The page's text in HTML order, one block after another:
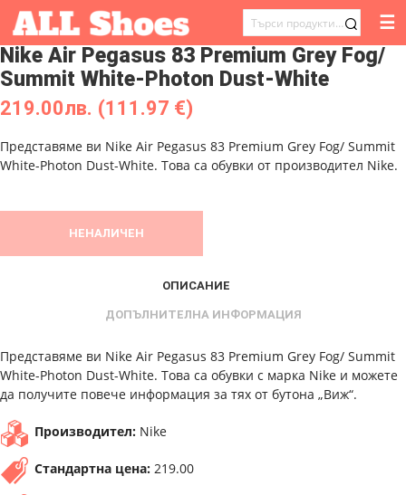
ТЪРСЕНЕ
ЗА:
☰
Nike Air Pegasus 83 Premium Grey Fog/
Summit White-Photon Dust-White
219.00лв. (111.97 €)
Представяме ви Nike Air Pegasus 83 Premium Grey Fog/ Summit
White-Photon Dust-White. Това са обувки от производител Nike.
НЕНАЛИЧЕН
ОПИСАНИЕ
ДОПЪЛНИТЕЛНА ИНФОРМАЦИЯ
Представяме ви Nike Air Pegasus 83 Premium Grey Fog/ Summit
White-Photon Dust-White. Това са обувки с марка Nike и можете
да получите повече информация за тях от бутона „Виж“.
Производител: Nike
Стандартна цена: 219.00